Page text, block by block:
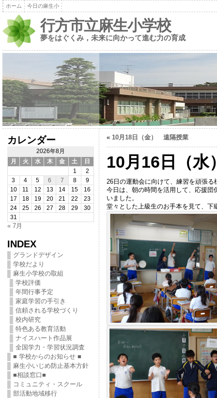
ホーム 今日の麻生小
行方市立麻生小学校
夢をはぐくみ，未来に向かって進む力の育成
カレンダー
2026年8月
月
火 水 木 金 土
日
1
2
3
4 5 6 7 8
9
10
11 12 13 14 15
16
17
18 19 20 21 22
23
24
25 26 27 28 29
30
31
« 7月
INDEX
グランドデザイン
学校だより
麻生小学校の取組
学校評価
年間行事予定
家庭学習の手引き
信頼される学校づくり
校内研究
特色ある教育活動
ナイスハート作品展
全国学力・学習状況調査
■ 学校からのお知らせ ■
麻生小いじめ防止基本方針
■相談窓口■
コミュニティ・スクール
部活動地域移行
« 10月18日（金） 遠隔授業
10月16日（
26日の運動会に向けて、練習を頑張
今日は、朝の時間を活用して、応援
いました。
堂々とした上級生のお手本を見て、